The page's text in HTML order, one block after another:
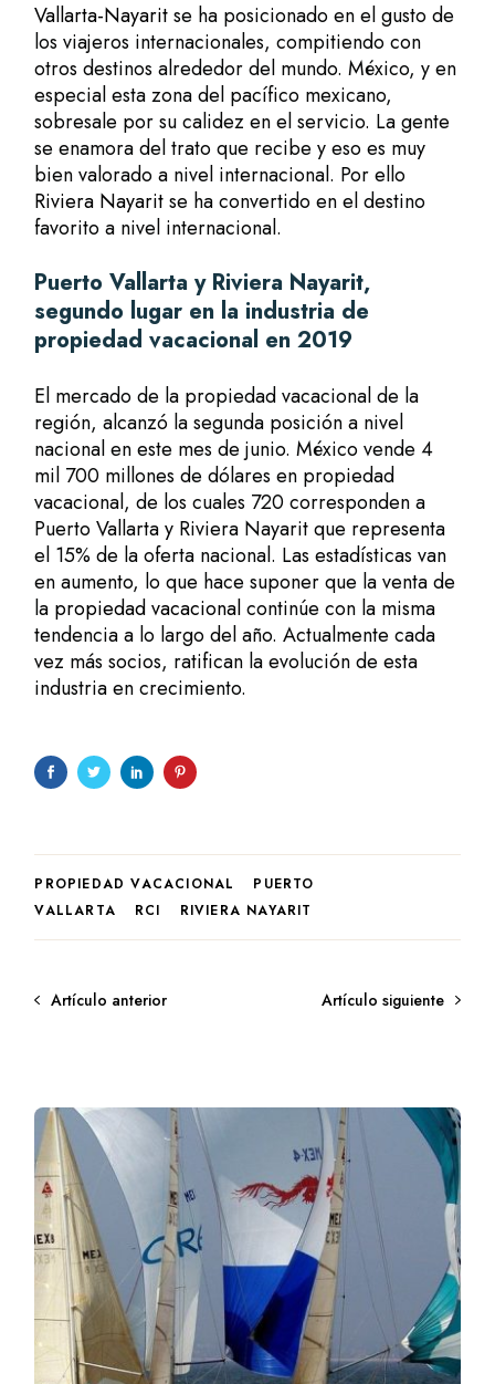
Vallarta-Nayaritse ha posicionado en el gusto de
los viajeros internacionales, compitiendo con
otros destinos alrededor del mundo. México, y en
especial esta zona del pacífico mexicano,
sobresale por su calidez en el servicio. La gente
se enamora del trato que recibe y eso es muy
bien valorado a nivel internacional. Por ello
Riviera Nayaritse ha convertido en el destino
favorito a nivel internacional.
Puerto Vallarta y Riviera Nayarit,
segundo lugar en la industria de
propiedad vacacional en 2019
El mercado de la propiedad vacacional de la
región, alcanzó la segunda posición a nivel
nacional en este mes de junio. México vende 4
mil 700 millones de dólares en propiedad
vacacional, de los cuales 720 corresponden a
Puerto Vallarta y Riviera Nayarit que representa
el 15% de la oferta nacional. Las estadísticas van
en aumento, lo que hace suponer que la venta de
la propiedad vacacionalcontinúe con la misma
tendencia a lo largo del año. Actualmente cada
vez más socios, ratifican la evolución de esta
industria en crecimiento.
PROPIEDAD VACACIONAL
PUERTO
VALLARTA
RCI RIVIERA NAYARIT
Artículo anterior Artículo siguiente